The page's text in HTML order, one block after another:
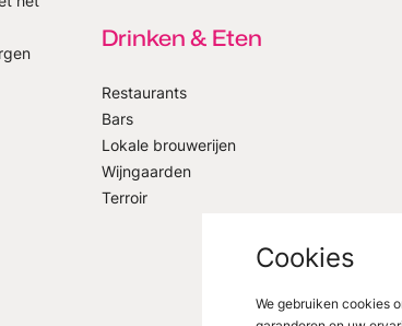
Drinken & Eten
Restaurants
Bars
Lokale brouwerijen
Wijngaarden
Terroir
Cookies
We gebruiken cookies